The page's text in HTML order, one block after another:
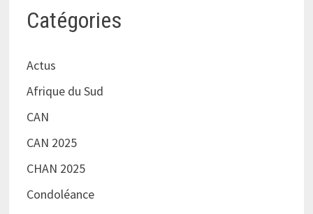
Catégories
Actus
Afrique du Sud
CAN
CAN 2025
CHAN 2025
Condoléance